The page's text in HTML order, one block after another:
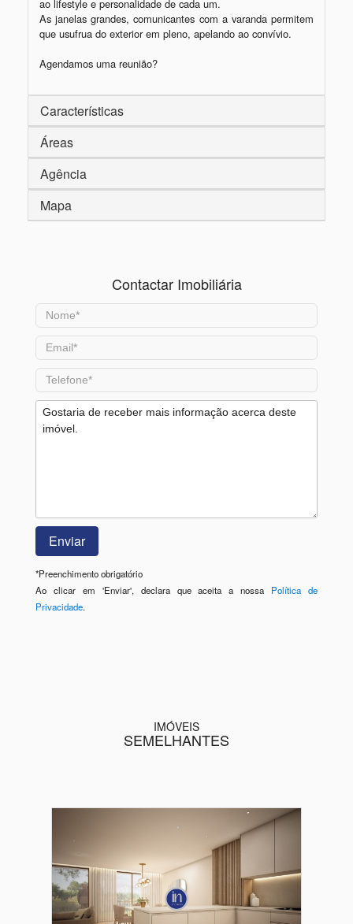
ao lifestyle e personalidade de cada um.
As janelas grandes, comunicantes com a varanda permitem
que usufrua do exterior em pleno, apelando ao convívio.
Agendamos uma reunião?
Características
Áreas
Agência
Mapa
Contactar Imobiliária
*Preenchimento obrigatório
Ao clicar em 'Enviar', declara que aceita a nossa Política de
Privacidade.
IMÓVEIS
SEMELHANTES